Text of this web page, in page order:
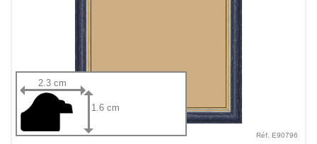
2.3 cm
1.6 cm
Réf. E90796